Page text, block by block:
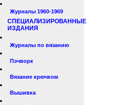
Журналы 1960-1969
СПЕЦИАЛИЗИРОВАННЫЕ
ИЗДАНИЯ
Журналы по вязанию
Пэчворк
Вязание крючком
Вышивка